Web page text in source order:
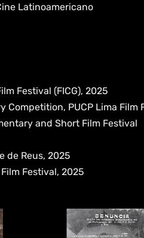
Latinoamericano
Festival (FICG), 2025
PUCP Lima Film
and Short Film Festival
de Reus, 2025
Festival, 2025